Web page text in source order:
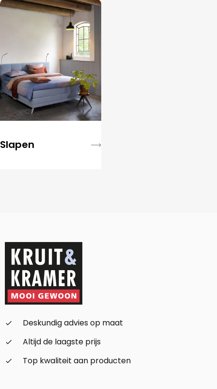
Slapen
check_small
Deskundig advies op maat
check_small
Altijd de laagste prijs
check_small
Top kwaliteit aan producten